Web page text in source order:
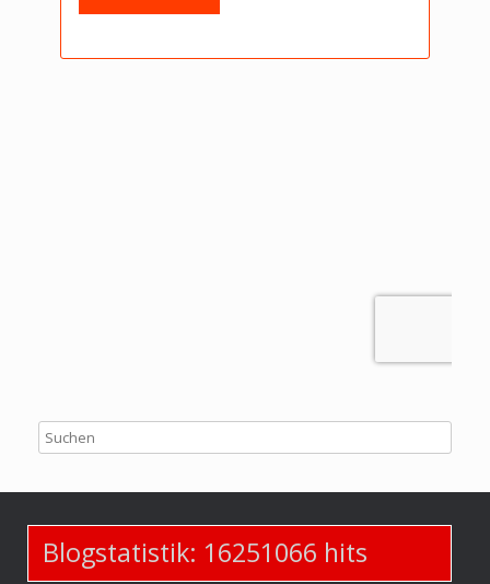
Blogstatistik: 16251066 hits